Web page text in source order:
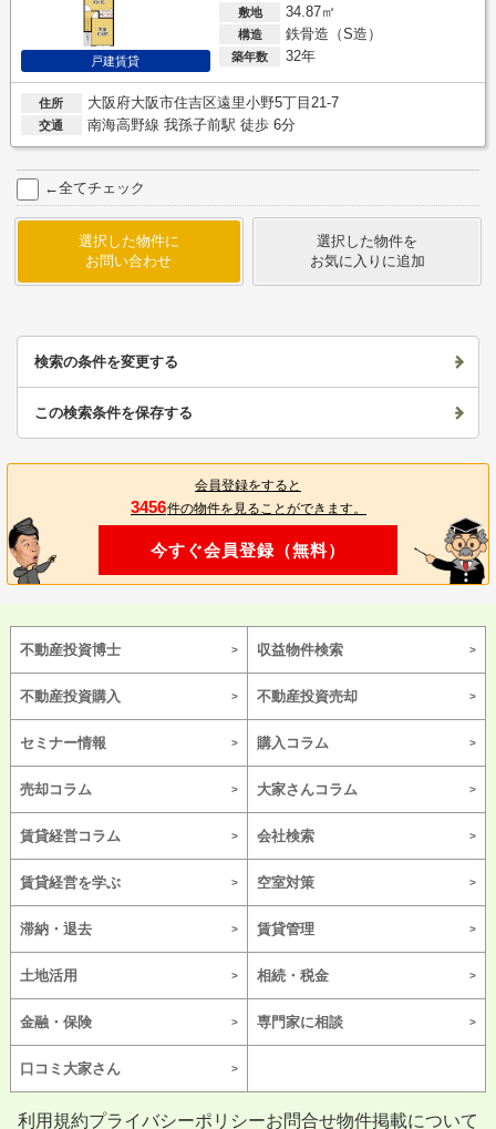
戸建賃貸
敷地 34.87㎡
構造 鉄骨造（S造）
築年数 32年
住所 大阪府大阪市住吉区遠里小野5丁目21-7
交通 南海高野線 我孫子前駅 徒歩 6分
←全てチェック
選択した物件に
お問い合わせ
選択した物件を
お気に入りに追加
検索の条件を変更する
この検索条件を保存する
会員登録をすると
3456件の物件を見ることができます。
今すぐ会員登録（無料）
不動産投資博士 収益物件検索
不動産投資購入 不動産投資売却
セミナー情報 購入コラム
売却コラム 大家さんコラム
賃貸経営コラム 会社検索
賃貸経営を学ぶ 空室対策
滞納・退去 賃貸管理
土地活用 相続・税金
金融・保険 専門家に相談
口コミ大家さん
利用規約プライバシーポリシーお問合せ物件掲載について